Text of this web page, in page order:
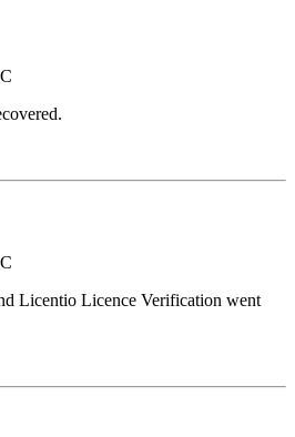
Licentio Licence Verification went